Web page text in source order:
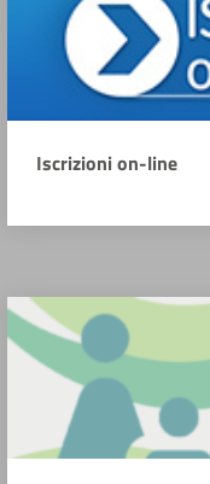
Iscrizioni on-line